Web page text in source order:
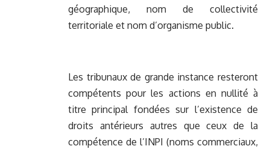
géographique, nom de collectivité
territoriale et nom d’organisme public.
Les tribunaux de grande instance resteront
compétents pour les actions en nullité à
titre principal fondées sur l’existence de
droits antérieurs autres que ceux de la
compétence de l’INPI (noms commerciaux,